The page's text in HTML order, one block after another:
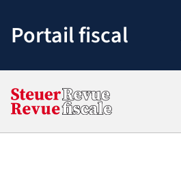
contenu
Portail fiscal